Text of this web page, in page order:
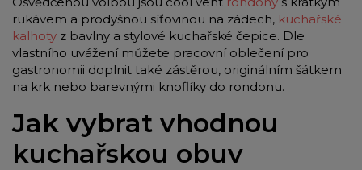
rukávem a prodyšnou síťovinou na zádech, kuchařské
kalhoty z bavlny a stylové kuchařské čepice. Dle
vlastního uvážení můžete pracovní oblečení pro
gastronomii doplnit také zástěrou, originálním šátkem
na krk nebo barevnými knoflíky do rondonu.
Jak vybrat vhodnou
kuchařskou obuv